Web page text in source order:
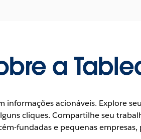
a
informações acionáveis. Explore
cliques. Compartilhe seu
fundadas e pequenas